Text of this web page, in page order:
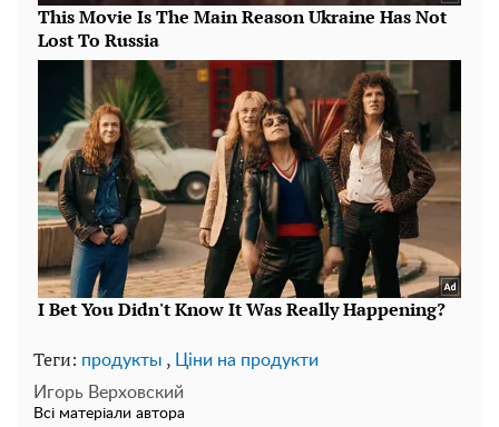
Теги: продукты , Ціни на продукти
Игорь Верховский
Всі матеріали автора